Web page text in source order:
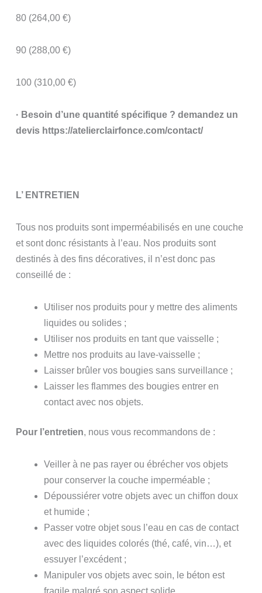
80 (264,00 €)
90 (288,00 €)
100 (310,00 €)
· Besoin d’une quantité spécifique ? demandez un
devis https://atelierclairfonce.com/contact/
L’ ENTRETIEN
Tous nos produits sont imperméabilisés en une couche
et sont donc résistants à l’eau. Nos produits sont
destinés à des fins décoratives, il n’est donc pas
conseillé de :
Utiliser nos produits pour y mettre des aliments
liquides ou solides ;
Utiliser nos produits en tant que vaisselle ;
Mettre nos produits au lave-vaisselle ;
Laisser brûler vos bougies sans surveillance ;
Laisser les flammes des bougies entrer en
contact avec nos objets.
Pour l’entretien, nous vous recommandons de :
Veiller à ne pas rayer ou ébrécher vos objets
pour conserver la couche imperméable ;
Dépoussiérer votre objets avec un chiffon doux
et humide ;
Passer votre objet sous l’eau en cas de contact
avec des liquides colorés (thé, café, vin…), et
essuyer l’excédent ;
Manipuler vos objets avec soin, le béton est